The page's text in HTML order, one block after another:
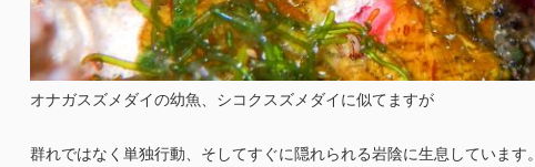
オナガスズメダイの幼魚、シコクスズメダイに似てますが
群れではなく単独行動、そしてすぐに隠れられる岩陰に生息しています。